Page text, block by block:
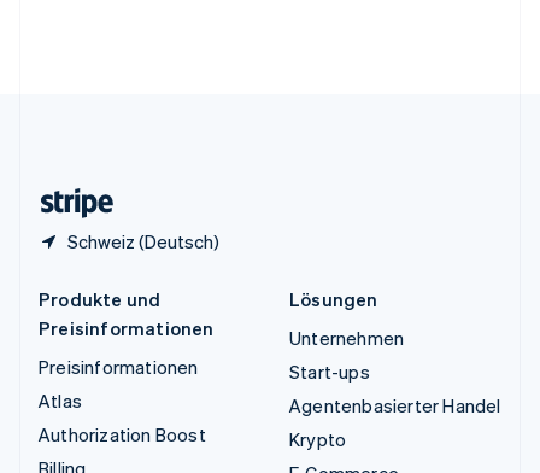
Schweiz (Deutsch)
Produkte und
Preisinformationen
Preisinformationen
Atlas
Authorization Boost
Billing
Lösungen
Unternehmen
Start-ups
Agentenbasierter Handel
Krypto